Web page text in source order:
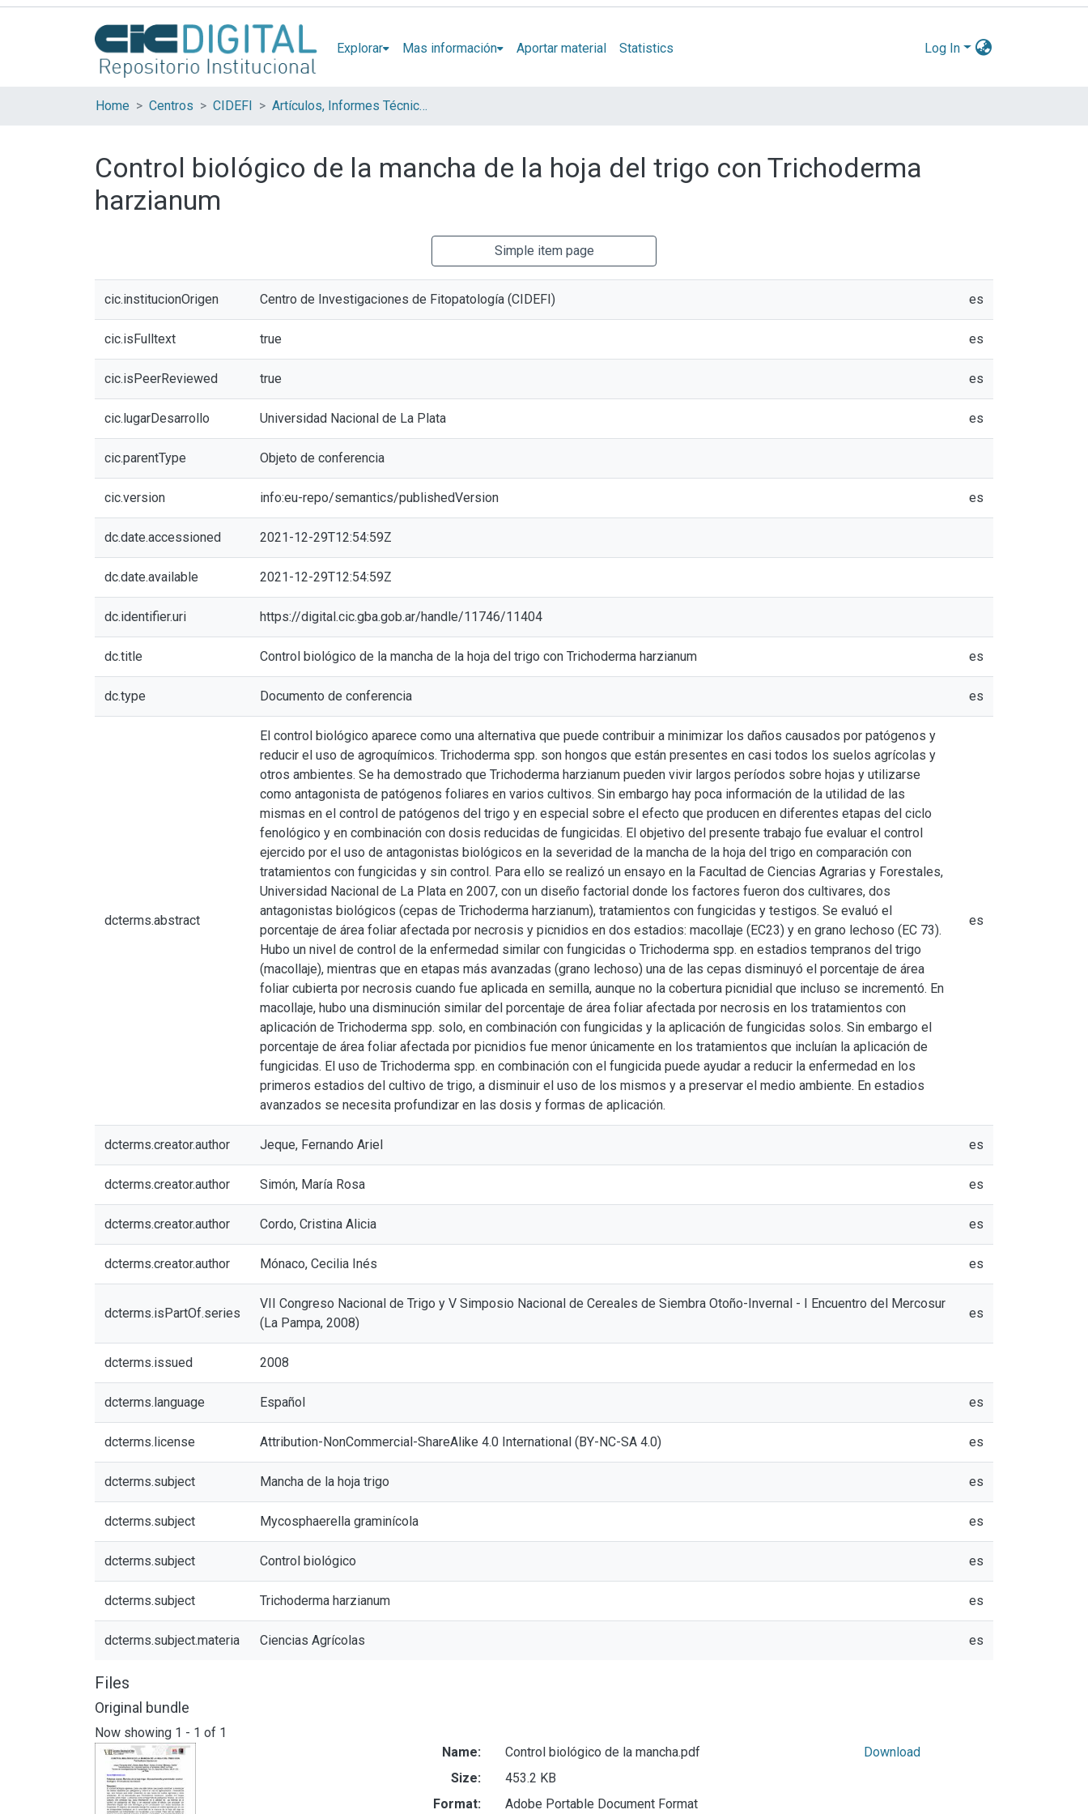
Explorar Mas información Aportar material Statistics Log In
Home Centros CIDEFI Artículos, Informes Técnicos y presentaciones en Congresos
Control biológico de la mancha de la hoja del trigo con Trichoderma
harzianum
Simple item page
cic.institucionOrigen Centro de Investigaciones de Fitopatología (CIDEFI) es
cic.isFulltext true es
cic.isPeerReviewed true es
cic.lugarDesarrollo Universidad Nacional de La Plata es
cic.parentType Objeto de conferencia
cic.version info:eu-repo/semantics/publishedVersion es
dc.date.accessioned 2021-12-29T12:54:59Z
dc.date.available 2021-12-29T12:54:59Z
dc.identifier.uri https://digital.cic.gba.gob.ar/handle/11746/11404
dc.title Control biológico de la mancha de la hoja del trigo con Trichoderma harzianum es
dc.type Documento de conferencia es
dcterms.abstract
El control biológico aparece como una alternativa que puede contribuir a minimizar los daños causados por patógenos y
reducir el uso de agroquímicos. Trichoderma spp. son hongos que están presentes en casi todos los suelos agrícolas y
otros ambientes. Se ha demostrado que Trichoderma harzianum pueden vivir largos períodos sobre hojas y utilizarse
como antagonista de patógenos foliares en varios cultivos. Sin embargo hay poca información de la utilidad de las
mismas en el control de patógenos del trigo y en especial sobre el efecto que producen en diferentes etapas del ciclo
fenológico y en combinación con dosis reducidas de fungicidas. El objetivo del presente trabajo fue evaluar el control
ejercido por el uso de antagonistas biológicos en la severidad de la mancha de la hoja del trigo en comparación con
tratamientos con fungicidas y sin control. Para ello se realizó un ensayo en la Facultad de Ciencias Agrarias y Forestales,
Universidad Nacional de La Plata en 2007, con un diseño factorial donde los factores fueron dos cultivares, dos
antagonistas biológicos (cepas de Trichoderma harzianum), tratamientos con fungicidas y testigos. Se evaluó el
porcentaje de área foliar afectada por necrosis y picnidios en dos estadios: macollaje (EC23) y en grano lechoso (EC 73).
Hubo un nivel de control de la enfermedad similar con fungicidas o Trichoderma spp. en estadios tempranos del trigo
(macollaje), mientras que en etapas más avanzadas (grano lechoso) una de las cepas disminuyó el porcentaje de área
foliar cubierta por necrosis cuando fue aplicada en semilla, aunque no la cobertura picnidial que incluso se incrementó. En
macollaje, hubo una disminución similar del porcentaje de área foliar afectada por necrosis en los tratamientos con
aplicación de Trichoderma spp. solo, en combinación con fungicidas y la aplicación de fungicidas solos. Sin embargo el
porcentaje de área foliar afectada por picnidios fue menor únicamente en los tratamientos que incluían la aplicación de
fungicidas. El uso de Trichoderma spp. en combinación con el fungicida puede ayudar a reducir la enfermedad en los
primeros estadios del cultivo de trigo, a disminuir el uso de los mismos y a preservar el medio ambiente. En estadios
avanzados se necesita profundizar en las dosis y formas de aplicación.
es
dcterms.creator.author Jeque, Fernando Ariel es
dcterms.creator.author Simón, María Rosa es
dcterms.creator.author Cordo, Cristina Alicia es
dcterms.creator.author Mónaco, Cecilia Inés es
dcterms.isPartOf.series
VII Congreso Nacional de Trigo y V Simposio Nacional de Cereales de Siembra Otoño-Invernal - I Encuentro del Mercosur
(La Pampa, 2008)
es
dcterms.issued 2008
dcterms.language Español es
dcterms.license Attribution-NonCommercial-ShareAlike 4.0 International (BY-NC-SA 4.0) es
dcterms.subject Mancha de la hoja trigo es
dcterms.subject Mycosphaerella graminícola es
dcterms.subject Control biológico es
dcterms.subject Trichoderma harzianum es
dcterms.subject.materia Ciencias Agrícolas es
Files
Original bundle
Now showing 1 - 1 of 1
Name:
Control biológico de la mancha.pdf
Size:
453.2 KB
Format:
Adobe Portable Document Format
Download